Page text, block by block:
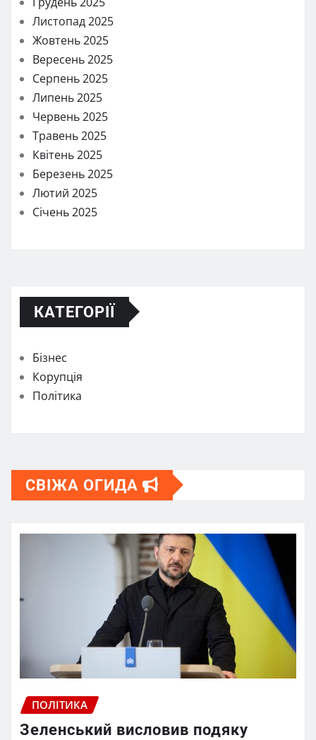
Листопад 2025
Жовтень 2025
Вересень 2025
Серпень 2025
Липень 2025
Червень 2025
Травень 2025
Квітень 2025
Березень 2025
Лютий 2025
Січень 2025
КАТЕГОРІЇ
Бізнес
Корупція
Політика
СВІЖА ОГИДА
ПОЛІТИКА
Зеленський висловив подяку